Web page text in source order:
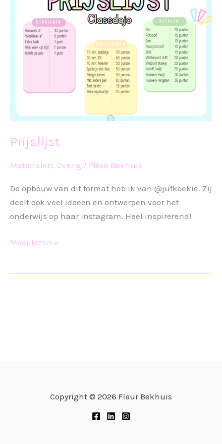
Prijslijst
Materialen, Overig / Fleur Bekhuis
De opbouw van dit format heb ik van @jufkoekie. Zij
deelt ook veel ideeën en ontwerpen voor het
onderwijs op haar instagram. Heel inspirerend!
Prijslijst
Meer lezen »
Copyright © 2026 Fleur Bekhuis